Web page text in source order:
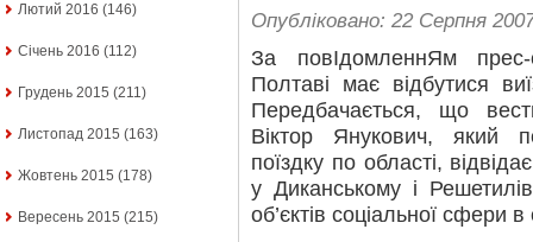
Лютий 2016 (146)
Січень 2016 (112)
Грудень 2015 (211)
Листопад 2015 (163)
Жовтень 2015 (178)
Вересень 2015 (215)
Опубліковано: 22 Серпня
За повІдомленнЯм
Полтаві має відбутися
Передбачається, що
Віктор Янукович, який
поїздку по області,
у Диканському і
об’єктів соціальної сфери